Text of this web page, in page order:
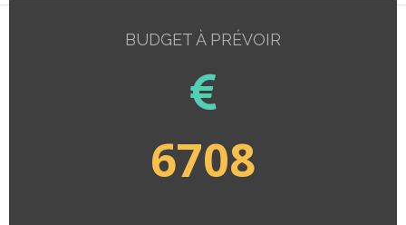
BUDGET À PRÉVOIR
6708